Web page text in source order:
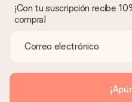
¡Con tu suscripción recibe
compra!